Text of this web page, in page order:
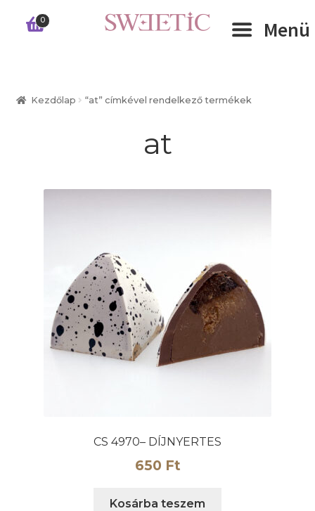
Ugrás
Kilépés
0 Menü
Kezdőlap “at” címkével rendelkező termékek
at
CS 4970– DÍJNYERTES
650 Ft
Kosárba teszem